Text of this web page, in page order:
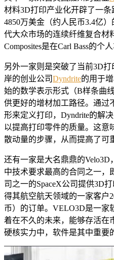
材料3D打印产业化开辟了一
4850万美金（约人民币3.4亿
代大众市场的连续纤维复合材
Composites是在Carl Bass的个
另外一家则是突破了当前3D
岸的创业公司Dyndrite的用于
始的数学表示形式（B样条曲
供更好的增材加工路径。通过
形来定义打印，Dyndrite的解
以提高打印零件的质量。这意
散动量的步骤，从而提高了可
还有一家是大名鼎鼎的Velo3D
中技术要求最高的合同之一，
司之一的SpaceX公司提供3D
得其航空航天领域的一家客户
币）的订单。VELO3D是一家
着在不久的未来，能够存活在
硬核实力中，软件是其中重要